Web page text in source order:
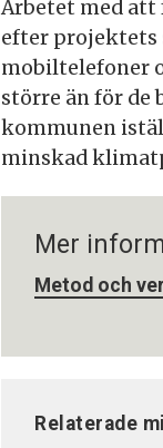
Arbetet med
efter projektets
mobiltelefoner
större än för de
kommunen
minskad
Mer
Metod och
Relaterade